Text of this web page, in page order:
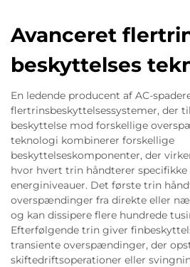
Avanceret
beskyttelses
En ledende producent af AC-
flertrinsbeskyttelsessystemer, der
beskyttelse mod forskellige
teknologi kombinerer forskellige
beskyttelseskomponenter, der
hvor hvert trin håndterer
energiniveauer. Det første trin
overspændinger fra direkte eller
og kan dissipere flere hundrede
Efterfølgende trin giver
transiente overspændinger, der
skiftedriftsoperationer eller